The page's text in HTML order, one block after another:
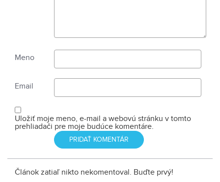
Meno
Email
Uložiť moje meno, e-mail a webovú stránku v tomto
prehliadači pre moje budúce komentáre.
Článok zatiaľ nikto nekomentoval. Buďte prvý!